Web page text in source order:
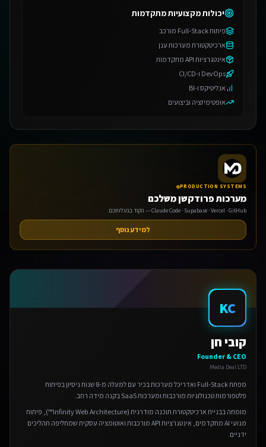
יכולות מקצועיות מתקדמות
פיתוח Full-Stack מורכב
ארכיטקטורת מערכות ענן
אינטגרציות API מתקדמות
DevOps ו-CI/CD
אנליטיקס ו-BI
אופטימיזציה וביצועים
PRODUCTION SYSTEMS
מערכות פרודקשן משלכם
Claude Code · Supabase · Vercel · GitHub — הקוד בבעלותכם
למידע נוסף
KC
קובי חן
Founder & CEO
Media Deal LTD
מפתח Full-Stack ואדריכל מערכות בכיר עם למעלה מ-8 שנות ניסיון בפיתוח
פלטפורמות טכנולוגיות מורכבות ומערכות SaaS בקנה מידה רחב.
מומחה בבניית ארכיטקטורת תוכנה מודרנית (Infinity Web Architecture™), פיתוח
מנועי AI מתקדמים, אינטגרציות API מורכבות ואוטומציה עסקית שמחליפה תהליכים
ידניים.
אנחנו משתמשים בעוגיות 🍪
מדיניות פרטיות
אישור הכל